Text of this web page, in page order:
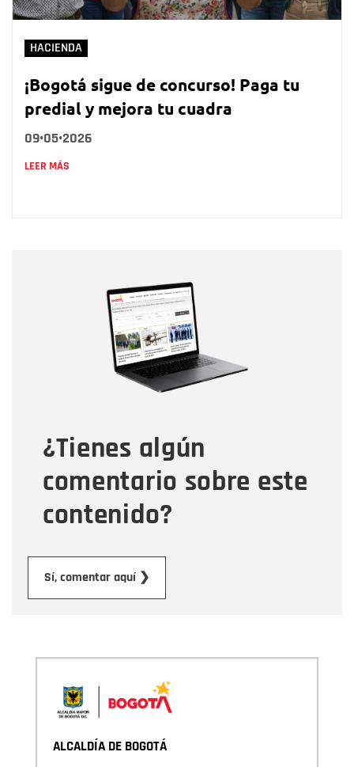
HACIENDA
¡Bogotá sigue de concurso! Paga tu
predial y mejora tu cuadra
09•05•2026
LEER MÁS
¿Tienes algún
comentario sobre este
contenido?
Sí, comentar aquí ❯
Correo electrónico
Tipo de comentario
Mensaje
ALCALDÍA DE BOGOTÁ